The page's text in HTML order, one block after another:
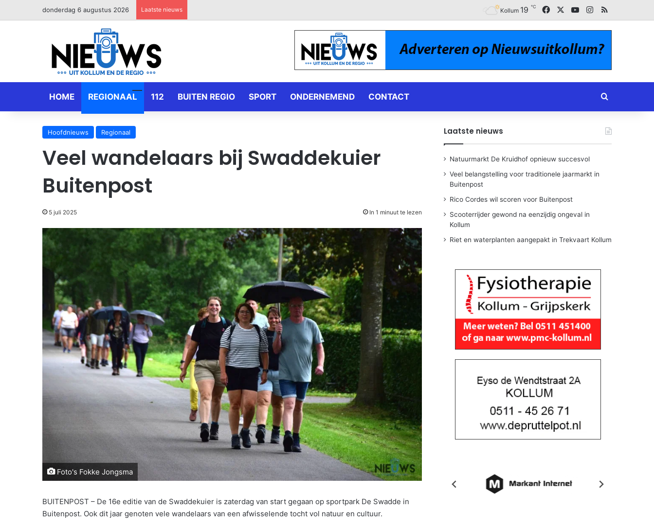
donderdag 6 augustus 2026 Laatste nieuws Kollum 19 ℃ FacebookYouTubeInstagram
RSS
HOME REGIONAAL 112 BUITEN REGIO SPORT ONDERNEMEND CONTACT Zoeken naar
Hoofdnieuws Regionaal
Veel wandelaars bij Swaddekuier
Buitenpost
5 juli 2025 In 1 minuut te lezen
Foto's Fokke Jongsma
BUITENPOST – De 16e editie van de Swaddekuier is zaterdag van start gegaan op sportpark De Swadde in
Buitenpost. Ook dit jaar genoten vele wandelaars van een afwisselende tocht vol natuur en cultuur.
Laatste nieuws
Natuurmarkt De Kruidhof opnieuw succesvol
Veel belangstelling voor traditionele jaarmarkt in
Buitenpost
Rico Cordes wil scoren voor Buitenpost
Scooterrijder gewond na eenzijdig ongeval in
Kollum
Riet en waterplanten aangepakt in Trekvaart Kollum